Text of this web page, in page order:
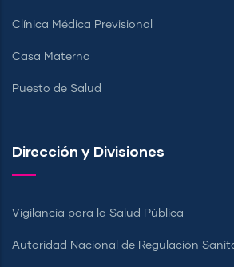
Clínica Médica Previsional
Casa Materna
Puesto de Salud
Dirección y Divisiones
Vigilancia para la Salud Pública
Autoridad Nacional de Regulación